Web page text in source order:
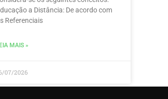
a Distância: De acordo com
Referenciais
MAIS »
07/2026